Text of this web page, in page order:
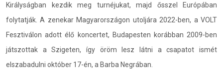
Királyságban kezdik meg turnéjukat, majd ősszel Európában
folytatják. A zenekar Magyarországon utoljára 2022-ben, a VOLT
Fesztiválon adott élő koncertet, Budapesten korábban 2009-ben
játszottak a Szigeten, így öröm lesz látni a csapatot ismét
elszabadulni október 17-én, a Barba Negrában.